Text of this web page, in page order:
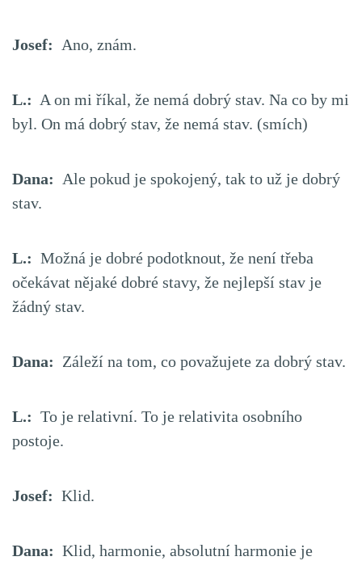
Josef: Ano, znám.
L.: A on mi říkal, že nemá dobrý stav. Na co by mi
byl. On má dobrý stav, že nemá stav. (smích)
Dana: Ale pokud je spokojený, tak to už je dobrý
stav.
L.: Možná je dobré podotknout, že není třeba
očekávat nějaké dobré stavy, že nejlepší stav je
žádný stav.
Dana: Záleží na tom, co považujete za dobrý stav.
L.: To je relativní. To je relativita osobního
postoje.
Josef: Klid.
Dana: Klid, harmonie, absolutní harmonie je